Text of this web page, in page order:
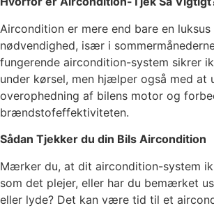
Aircondition er mere end bare en
nødvendighed, især i
fungerende aircondition-system sikrer
under kørsel, men hjælper også med at
overophedning af bilens motor og
brændstofeffektiviteten.
Sådan Tjekker du din Bils Aircondition
Mærker du, at dit aircondition-system
som det plejer, eller har du bemærket
eller lyde? Det kan være tid til et